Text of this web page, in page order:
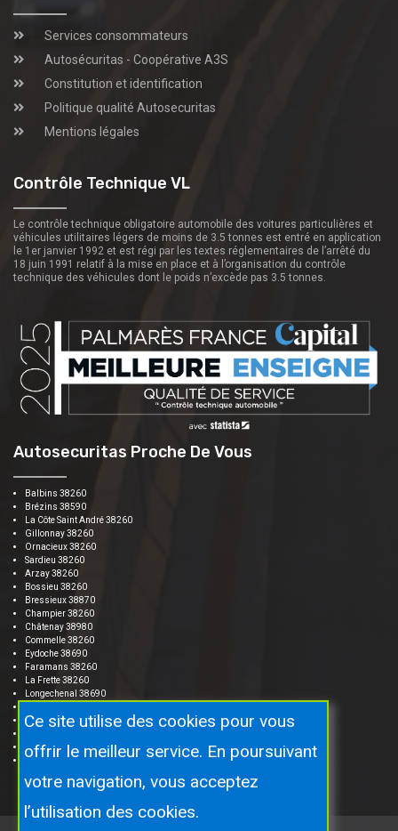
Services consommateurs
Autosécuritas - Coopérative A3S
Constitution et identification
Politique qualité Autosecuritas
Mentions légales
Contrôle Technique VL
Le contrôle technique obligatoire automobile des voitures particulières et
véhicules utilitaires légers de moins de 3.5 tonnes est entré en application
le 1er janvier 1992 et est régi par les textes réglementaires de l’arrêté du
18 juin 1991 relatif à la mise en place et à l’organisation du contrôle
technique des véhicules dont le poids n’excède pas 3.5 tonnes.
Autosecuritas Proche De Vous
Balbins 38260
Brézins 38590
La Côte Saint André 38260
Gillonnay 38260
Ornacieux 38260
Sardieu 38260
Arzay 38260
Bossieu 38260
Bressieux 38870
Champier 38260
Châtenay 38980
Commelle 38260
Eydoche 38690
Faramans 38260
La Frette 38260
Longechenal 38690
Mottier 38260
Penol 38260
Ce site utilise des cookies pour vous
offrir le meilleur service. En poursuivant
votre navigation, vous acceptez
l’utilisation des cookies.